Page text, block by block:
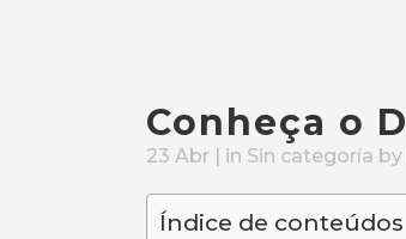
Conheça o
23 Abr | in Sin categoría by
Índice de conteúdos